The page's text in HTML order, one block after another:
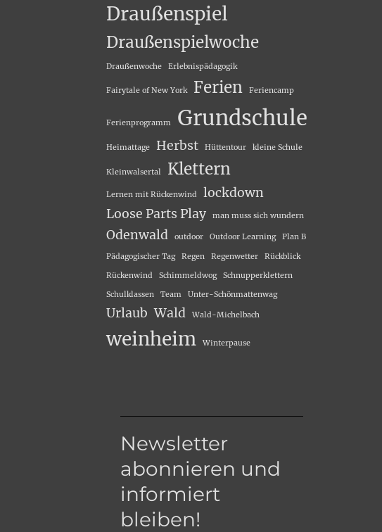
Draußenspiel
Draußenspielwoche
Draußenwoche Erlebnispädagogik
Fairytale of New York Ferien Feriencamp
Ferienprogramm Grundschule
Heimattage Herbst Hüttentour kleine Schule
Kleinwalsertal Klettern
Lernen mit Rückenwind
lockdown
Loose Parts Play
man muss sich wundern
Odenwald outdoor Outdoor Learning Plan B
Pädagogischer Tag Regen Regenwetter Rückblick
Rückenwind Schimmeldwog Schnupperklettern
Schulklassen Team Unter-Schönmattenwag
Urlaub Wald Wald-Michelbach
weinheim Winterpause
Newsletter
abonnieren und
informiert
bleiben!